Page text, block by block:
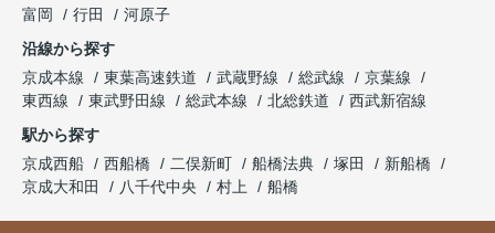
富岡
行田
河原子
沿線から探す
京成本線
東葉高速鉄道 武蔵野線 総武線
京葉線
東西線
東武野田線 総武本線 北総鉄道
西武新宿線
駅から探す
京成西船
西船橋 二俣新町 船橋法典 塚田
新船橋
京成大和田
八千代中央 村上 船橋